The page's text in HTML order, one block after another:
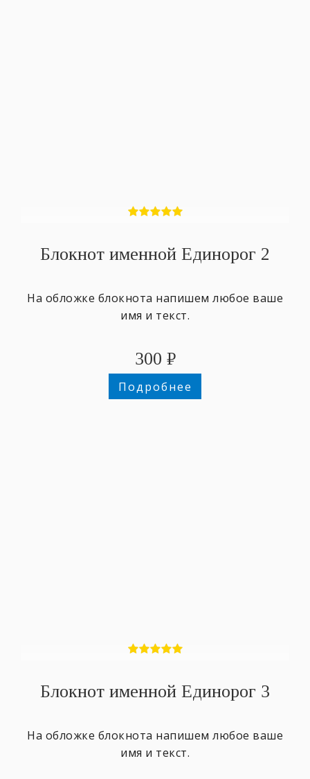
Блокнот именной Единорог 2
На обложке блокнота напишем любое ваше
имя и текст.
300 ₽
Подробнее
Блокнот именной Единорог 3
На обложке блокнота напишем любое ваше
имя и текст.